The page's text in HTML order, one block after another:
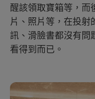
醒該領取寶箱等，而
片、照片等，在投射
訊、滑臉書都沒有問
看得到而已。